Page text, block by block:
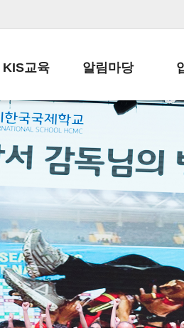
KIS교육
교육목표
학사일정
일과시간표
성과평가자료
알림마당
공지사항
납부금 안내
스쿨버스 운행 안내
급식안내
서식자료실
학부모방
정기고사 기출문제